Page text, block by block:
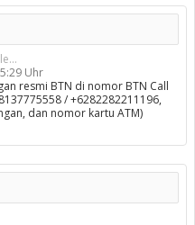
Uhr
resmi BTN di nomor BTN Call
/ +6282282211196,
dan nomor kartu ATM)